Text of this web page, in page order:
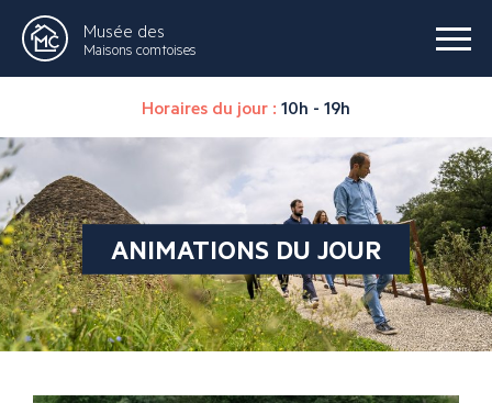
Musée des
Maisons comtoises
Horaires du jour : 10h - 19h
ANIMATIONS DU JOUR